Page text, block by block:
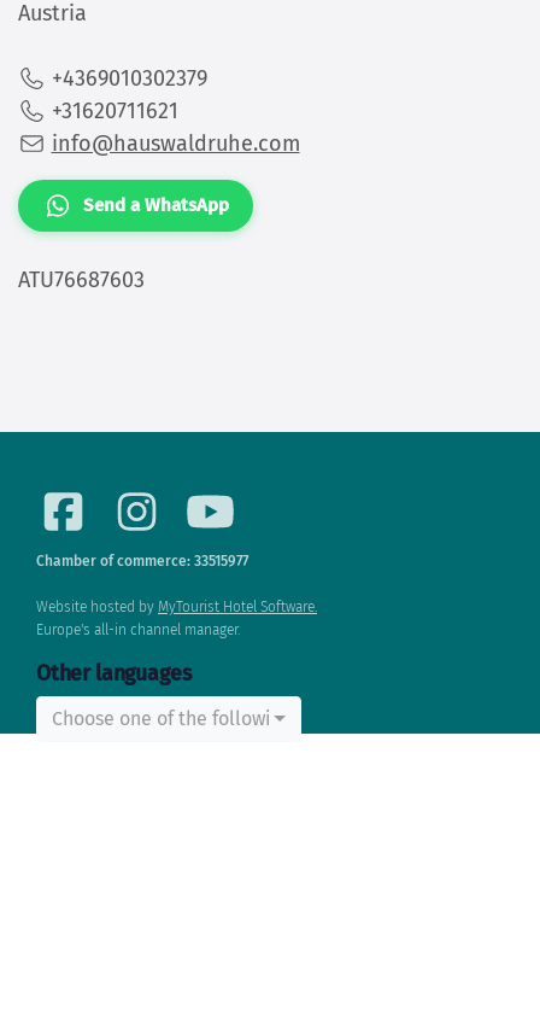
+31620711621
info@hauswaldruhe.com
Send a WhatsApp
ATU76687603
Chamber of commerce: 33515977
Website hosted byMyTourist Hotel Software.
Other languages
Choose one of the following...